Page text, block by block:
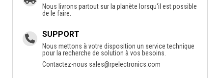
Nous livrons partout sur la planète lorsqu'il est possible
de le faire.
SUPPORT
Nous mettons à votre disposition un service technique
pour la recherche de solution à vos besoins.
Contactez-nous sales@rpelectronics.com